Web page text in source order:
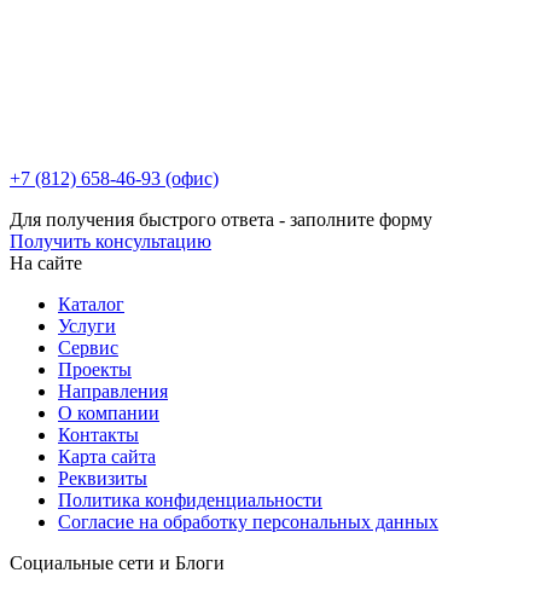
+7 (812) 658-46-93 (офис)
Для получения быстрого ответа - заполните форму
Получить консультацию
На сайте
Каталог
Услуги
Сервис
Проекты
Направления
О компании
Контакты
Карта сайта
Реквизиты
Политика конфиденциальности
Согласие на обработку персональных данных
Социальные сети и Блоги